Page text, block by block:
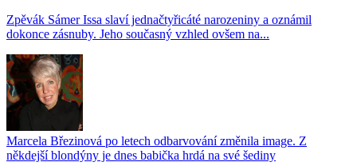
Zpěvák Sámer Issa slaví jednačtyřicáté narozeniny a oznámil
dokonce zásnuby. Jeho současný vzhled ovšem na...
Marcela Březinová po letech odbarvování změnila image. Z
někdejší blondýny je dnes babička hrdá na své šediny